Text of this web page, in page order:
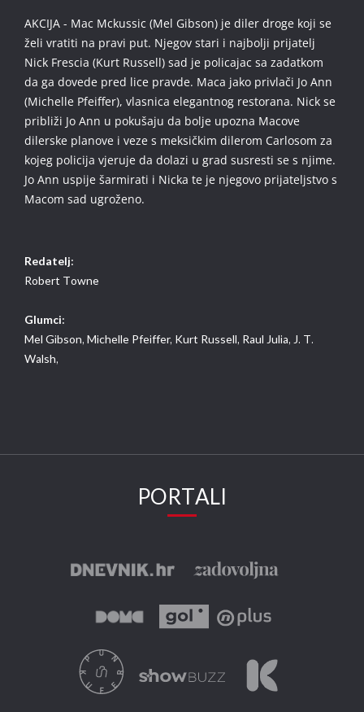
AKCIJA - Mac Mckussic (Mel Gibson) je diler droge koji se
želi vratiti na pravi put. Njegov stari i najbolji prijatelj
Nick Frescia (Kurt Russell) sad je policajac sa zadatkom
da ga dovede pred lice pravde. Maca jako privlači Jo Ann
(Michelle Pfeiffer), vlasnica elegantnog restorana. Nick se
približi Jo Ann u pokušaju da bolje upozna Macove
dilerske planove i veze s meksičkim dilerom Carlosom za
kojeg policija vjeruje da dolazi u grad susresti se s njime.
Jo Ann uspije šarmirati i Nicka te je njegovo prijateljstvo s
Macom sad ugroženo.
Redatelj:
Robert Towne
Glumci:
Mel Gibson, Michelle Pfeiffer, Kurt Russell, Raul Julia, J. T.
Walsh,
PORTALI